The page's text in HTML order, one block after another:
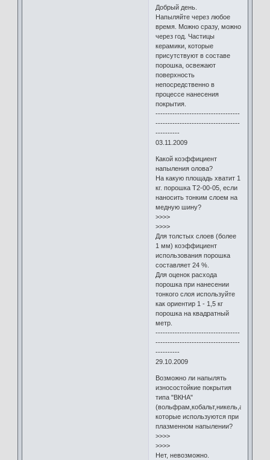
Добрый день.
Напыляйте через любое
время. Можно сразу, можно
через год. Частицы
керамики, которые
присутствуют в составе
порошка, освежают
поверхность
непосредственно в
процессе нанесения
покрытия.
-----------------------------------
-----------------------------------
----------
03.11.2009
Какой коэффициент
напыления олова?
На какую площадь хватит 1
кг. порошка Т2-00-05, если
наносить тонким слоем на
медную шину?
>>>>
>>>>
Для толстых слоев (более
1 мм) коэффициент
использования порошка
составляет 24 %.
Для оценок расхода
порошка при нанесении
тонкого слоя используйте
как ориентир 1 - 1,5 кг
порошка на квадратный
метр.
-----------------------------------
-----------------------------------
----------
29.10.2009
Возможно ли напылять
износостойкие покрытия
типа "ВКНА"
которые используются при
плазменном напылении?
>>>>
>>>>
Нет, невозможно.